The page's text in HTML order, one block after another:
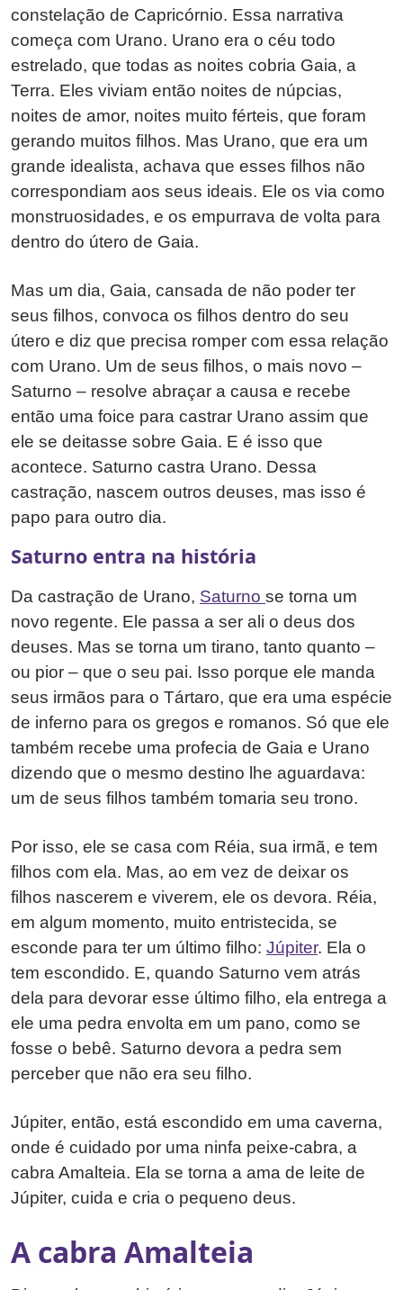
constelação de Capricórnio. Essa narrativa
começa com Urano. Urano era o céu todo
estrelado, que todas as noites cobria Gaia, a
Terra. Eles viviam então noites de núpcias,
noites de amor, noites muito férteis, que foram
gerando muitos filhos. Mas Urano, que era um
grande idealista, achava que esses filhos não
correspondiam aos seus ideais. Ele os via como
monstruosidades, e os empurrava de volta para
dentro do útero de Gaia.
Mas um dia, Gaia, cansada de não poder ter
seus filhos, convoca os filhos dentro do seu
útero e diz que precisa romper com essa relação
com Urano. Um de seus filhos, o mais novo –
Saturno – resolve abraçar a causa e recebe
então uma foice para castrar Urano assim que
ele se deitasse sobre Gaia. E é isso que
acontece. Saturno castra Urano. Dessa
castração, nascem outros deuses, mas isso é
papo para outro dia.
Saturno entra na história
Da castração de Urano, Saturno se torna um
novo regente. Ele passa a ser ali o deus dos
deuses. Mas se torna um tirano, tanto quanto –
ou pior – que o seu pai. Isso porque ele manda
seus irmãos para o Tártaro, que era uma espécie
de inferno para os gregos e romanos. Só que ele
também recebe uma profecia de Gaia e Urano
dizendo que o mesmo destino lhe aguardava:
um de seus filhos também tomaria seu trono.
Por isso, ele se casa com Réia, sua irmã, e tem
filhos com ela. Mas, ao em vez de deixar os
filhos nascerem e viverem, ele os devora. Réia,
em algum momento, muito entristecida, se
esconde para ter um último filho: Júpiter. Ela o
tem escondido. E, quando Saturno vem atrás
dela para devorar esse último filho, ela entrega a
ele uma pedra envolta em um pano, como se
fosse o bebê. Saturno devora a pedra sem
perceber que não era seu filho.
Júpiter, então, está escondido em uma caverna,
onde é cuidado por uma ninfa peixe-cabra, a
cabra Amalteia. Ela se torna a ama de leite de
Júpiter, cuida e cria o pequeno deus.
A cabra Amalteia